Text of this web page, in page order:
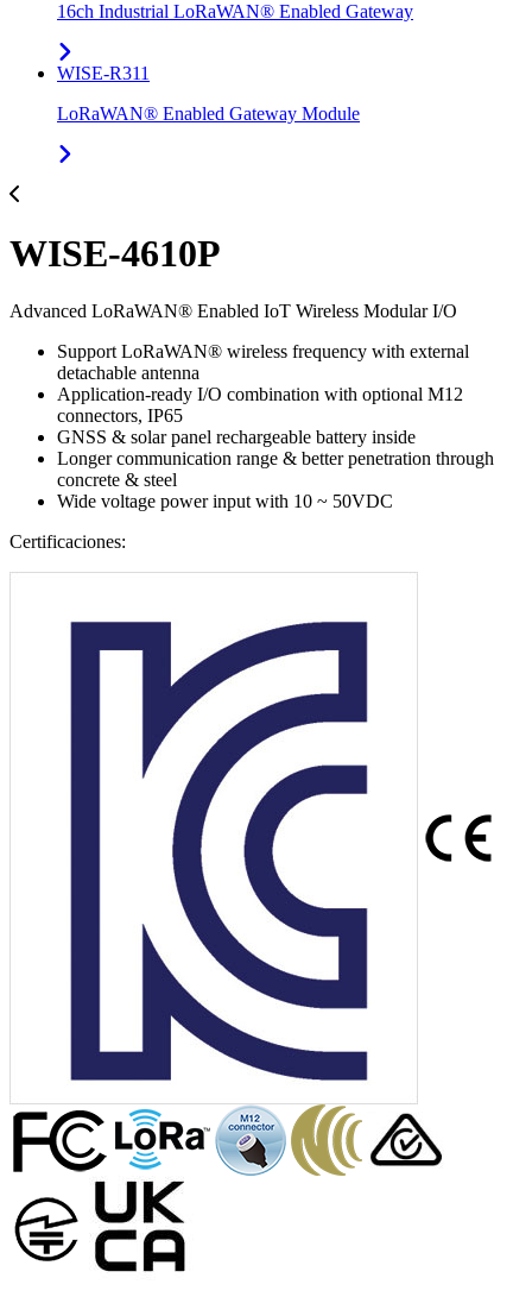
16ch Industrial LoRaWAN® Enabled Gateway
WISE-R311
LoRaWAN® Enabled Gateway Module
WISE-4610P
Advanced LoRaWAN® Enabled IoT Wireless Modular I/O
Support LoRaWAN® wireless frequency with external
detachable antenna
Application-ready I/O combination with optional M12
connectors, IP65
GNSS & solar panel rechargeable battery inside
Longer communication range & better penetration through
concrete & steel
Wide voltage power input with 10 ~ 50VDC
Certificaciones: